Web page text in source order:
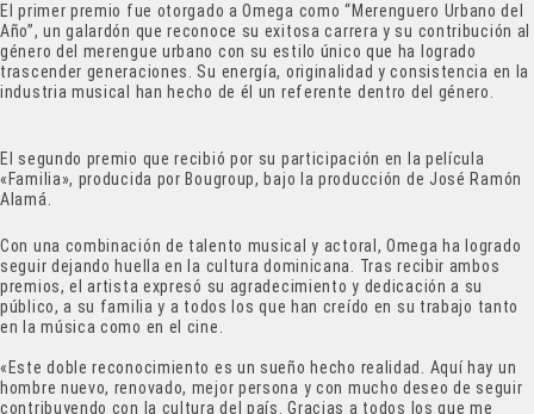
El primer premio fue otorgado a Omega como “Merenguero Urbano del
Año”, un galardón que reconoce su exitosa carrera y su contribución al
género del merengue urbano con su estilo único que ha logrado
trascender generaciones. Su energía, originalidad y consistencia en la
industria musical han hecho de él un referente dentro del género.
El segundo premio que recibió por su participación en la película
«Familia», producida por Bougroup, bajo la producción de José Ramón
Alamá.
Con una combinación de talento musical y actoral, Omega ha logrado
seguir dejando huella en la cultura dominicana. Tras recibir ambos
premios, el artista expresó su agradecimiento y dedicación a su
público, a su familia y a todos los que han creído en su trabajo tanto
en la música como en el cine.
«Este doble reconocimiento es un sueño hecho realidad. Aquí hay un
hombre nuevo, renovado, mejor persona y con mucho deseo de seguir
contribuyendo con la cultura del país. Gracias a todos los que me